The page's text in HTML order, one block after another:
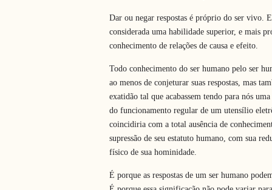
Dar ou negar respostas é próprio do ser vivo.
considerada uma habilidade superior, e mais
conhecimento de relações de causa e efeito.
Todo conhecimento do ser humano pelo ser
ao menos de conjeturar suas respostas, mas
exatidão tal que acabassem tendo para nós
do funcionamento regular de um utensílio
coincidiria com a total ausência de
supressão de seu estatuto humano, com sua
físico de sua hominidade.
É porque as respostas de um ser humano